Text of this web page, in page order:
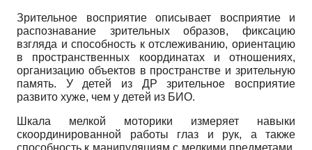
Зрительное восприятие описывает восприятие и
распознавание зрительных образов, фиксацию
взгляда и способность к отслеживанию, ориентацию
в пространственных координатах и отношениях,
организацию объектов в пространстве и зрительную
память. У детей из ДР зрительное восприятие
развито хуже, чем у детей из БИО.
Шкала мелкой моторики измеряет навыки
скоординированной работы глаз и рук, а также
способность к манипуляциям с мелкими предметами.